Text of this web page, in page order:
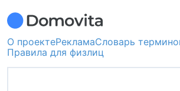
О проектеРекламаСловарь
Правила для физлиц